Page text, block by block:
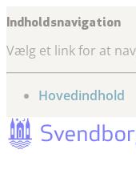
Indholdsnavigation
Vælg et link for at
gå til
Hovedindhold